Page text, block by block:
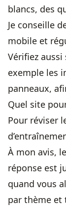
blancs, des
Je conseille
mobile et
Vérifiez
exemple les
panneaux,
Quel site
Pour réviser
À mon avis,
réponse est
quand vous
par thème et